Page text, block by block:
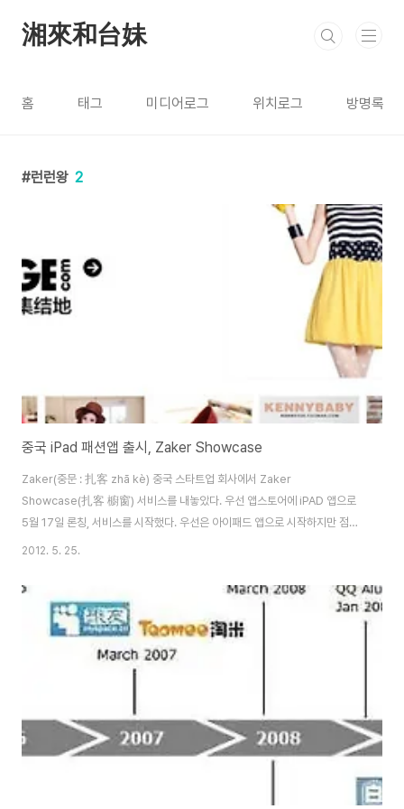
湘來和台妹
홈 태그 미디어로그 위치로그 방명록
런런왕 2
중국 iPad 패션앱 출시, Zaker Showcase
Zaker(중문 : 扎客 zhā kè) 중국 스타트업 회사에서 Zaker
Showcase(扎客 櫥窗) 서비스를 내놓았다. 우선 앱스토어에 iPAD 앱으로
5월 17일 론칭, 서비스를 시작했다. 우선은 아이패드 앱으로 시작하지만 점차
다른 OS 버전도 나올 것으로 예상된다.Zaker Showcase가 나오기전 플립
비스다. Zaker Showcase 는 젊은 여성(23~35세)을 타깃으로 하며, 蘑菇
街-Mogujie.com 와 美麗說-meilishuo.com 와 같은 패션 커뮤니티 서비
스와 경쟁할 것으로 예상된다.앞서 언급한 Mogujie, Meilishuo와 같은 서비
스는 핀터레스트와 비슷한 형태로 구성되어있고, PIN을 ..
2012. 5. 25.